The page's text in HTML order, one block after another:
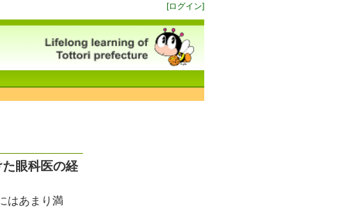
[ログイン]
眼科医の経
はあまり満